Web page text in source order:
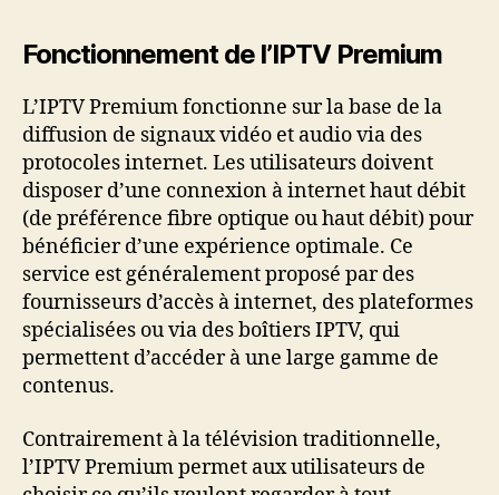
Fonctionnement de l’IPTV Premium
L’IPTV Premium fonctionne sur la base de la
diffusion de signaux vidéo et audio via des
protocoles internet. Les utilisateurs doivent
disposer d’une connexion à internet haut débit
(de préférence fibre optique ou haut débit) pour
bénéficier d’une expérience optimale. Ce
service est généralement proposé par des
fournisseurs d’accès à internet, des plateformes
spécialisées ou via des boîtiers IPTV, qui
permettent d’accéder à une large gamme de
contenus.
Contrairement à la télévision traditionnelle,
l’IPTV Premium permet aux utilisateurs de